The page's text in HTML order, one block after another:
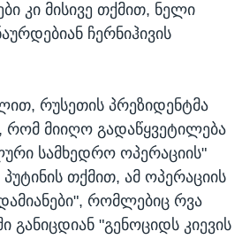
კი მისივე თქმით, ნელი
ჩერნიჰივის
რუსეთის პრეზიდენტმა
რომ მიიღო გადაწყვეტილება
სამხედრო ოპერაციის"
პუტინის თქმით, ამ ოპერაციის
რომლებიც რვა
განიცდიან "გენოციდს კიევის